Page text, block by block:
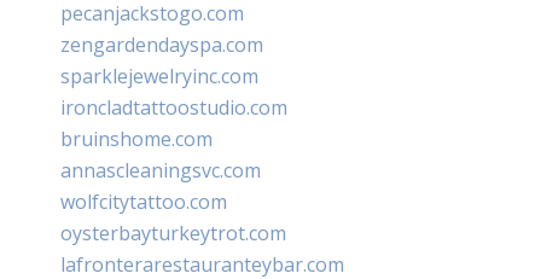
pecanjackstogo.com
zengardendayspa.com
sparklejewelryinc.com
ironcladtattoostudio.com
bruinshome.com
annascleaningsvc.com
wolfcitytattoo.com
oysterbayturkeytrot.com
lafronterarestauranteybar.com